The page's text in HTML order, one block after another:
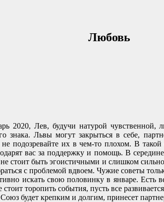
Любовь
2020, Лев, будучи натурой
знака. Львы могут закрыться в себе,
подозревайте их в чем-то плохом. В
вас за поддержку и помощь. В
стоит быть эгоистичными и слишком
с проблемой вдвоем. Чужие советы
искать свою половинку в январе. Есть
торопить события, пусть все
будет крепким и долгим, принесет